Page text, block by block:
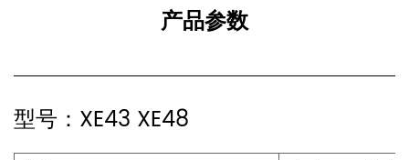
是为什么我们的便携式真空隔热咖啡杯配有吸管，配有硅胶
产品参数
型号：XE43 XE48